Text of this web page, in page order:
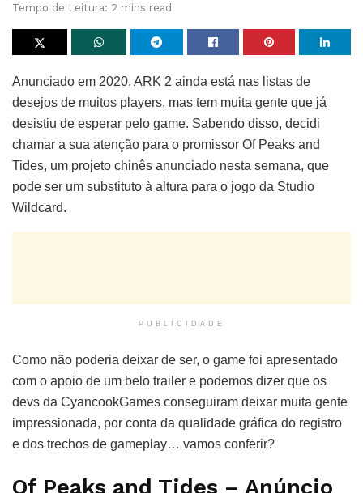
Tempo de Leitura: 2 mins read
Anunciado em 2020, ARK 2 ainda está nas listas de
desejos de muitos players, mas tem muita gente que já
desistiu de esperar pelo game. Sabendo disso, decidi
chamar a sua atenção para o promissor Of Peaks and
Tides, um projeto chinês anunciado nesta semana, que
pode ser um substituto à altura para o jogo da Studio
Wildcard.
PUBLICIDADE
Como não poderia deixar de ser, o game foi apresentado
com o apoio de um belo trailer e podemos dizer que os
devs da CyancookGames conseguiram deixar muita gente
impressionada, por conta da qualidade gráfica do registro
e dos trechos de gameplay… vamos conferir?
Of Peaks and Tides – Anúncio